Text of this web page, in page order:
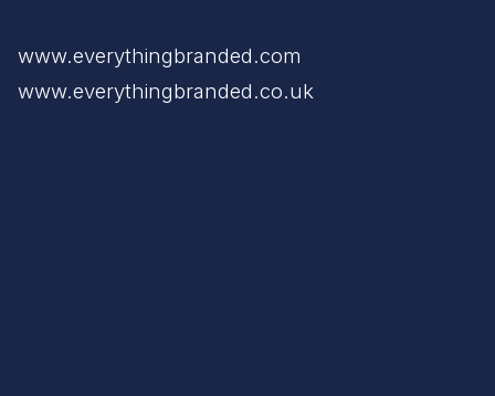
www.everythingbranded.com
www.everythingbranded.co.uk